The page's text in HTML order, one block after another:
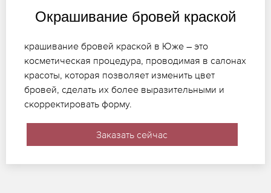
Окрашивание бровей краской
крашивание бровей краской в Юже – это
косметическая процедура, проводимая в салонах
красоты, которая позволяет изменить цвет
бровей, сделать их более выразительными и
скорректировать форму.
Заказать сейчас